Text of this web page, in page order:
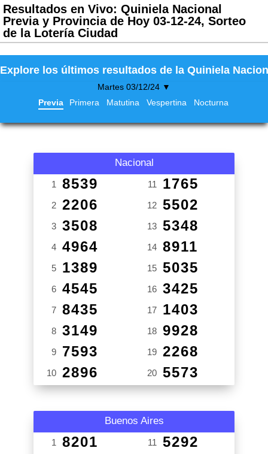
Resultados en Vivo: Quiniela Nacional
Previa y Provincia de Hoy 03-12-24, Sorteo
de la Lotería Ciudad
Explore los últimos resultados de la Quiniela
Martes 03/12/24 ▼
Previa
Primera Matutina Vespertina Nocturna
Nacional
1 8539
2 2206
3 3508
4 4964
5 1389
6 4545
7 8435
8 3149
9 7593
10 2896
11 1765
12 5502
13 5348
14 8911
15 5035
16 3425
17 1403
18 9928
19 2268
20 5573
Buenos Aires
1 8201 11 5292